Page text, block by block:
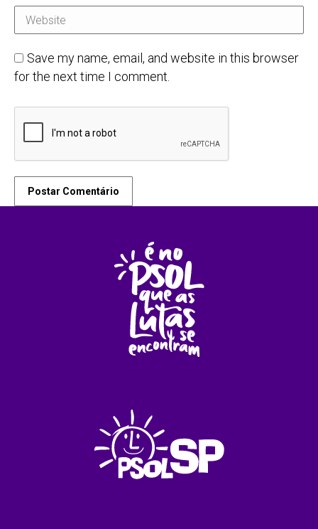
Website
Save my name, email, and website in this browser
for the next time I comment.
Postar Comentário